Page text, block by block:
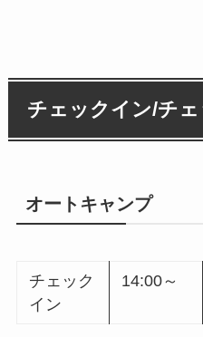
チェックイン/チ
オートキャンプ
チェック
イン
14:00～